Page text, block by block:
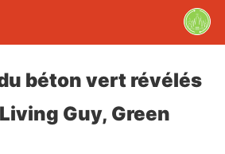
béton vert révélés
Guy, Green